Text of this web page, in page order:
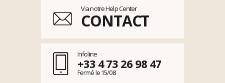
Via notre Help Center
CONTACT
Infoline
+33 4 73 26 98 47
Fermé le 15/08